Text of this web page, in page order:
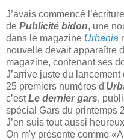
J’avais commencé
de Publicité bidon, une
dans le magazine Urbania
nouvelle devait apparaître
magazine, contenant ses
J’arrive juste du
25 premiers numéros d'
c’estLe dernier gars,
spécial Gars du printemps
J’en suis tout aussi
On m'y présente comme